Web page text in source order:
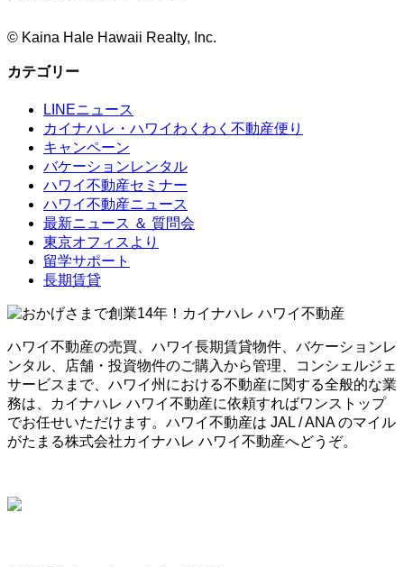
© Kaina Hale Hawaii Realty, Inc.
カテゴリー
LINEニュース
カイナハレ・ハワイわくわく不動産便り
キャンペーン
バケーションレンタル
ハワイ不動産セミナー
ハワイ不動産ニュース
最新ニュース ＆ 質問会
東京オフィスより
留学サポート
長期賃貸
ハワイ不動産の売買、ハワイ長期賃貸物件、バケーションレ
ンタル、店舗・投資物件のご購入から管理、コンシェルジェ
サービスまで、ハワイ州における不動産に関する全般的な業
務は、カイナハレ ハワイ不動産に依頼すればワンストップ
でお任せいただけます。ハワイ不動産は JAL / ANA のマイル
がたまる株式会社カイナハレ ハワイ不動産へどうぞ。